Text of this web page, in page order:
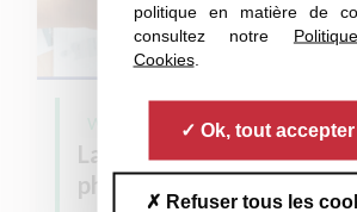
politique en matière de
consultez notre
Cookies.
Ok, tout accepter
Refuser tous les
La valeur ajoutée du
photonique